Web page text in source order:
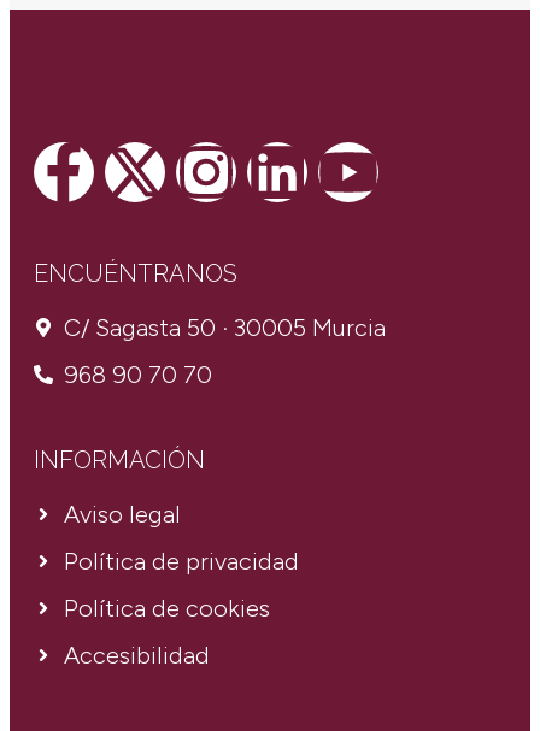
ENCUÉNTRANOS
C/ Sagasta 50 · 30005 Murcia
968 90 70 70
INFORMACIÓN
Aviso legal
Política de privacidad
Política de cookies
Accesibilidad